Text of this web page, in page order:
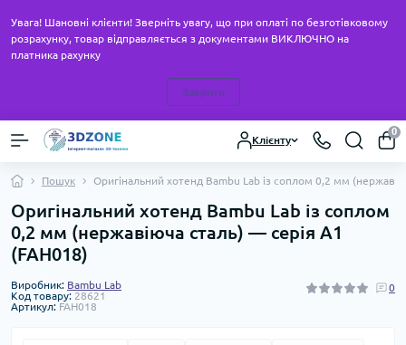
Увага! Шановні клієнти! Зверніть увагу, що при оплаті по безготівковому
розрахунку, товар відправляється з документами ВИКЛЮЧНО на
платника рахунку
Закрити
Клієнту
0
Пошук Оригінальний хотенд Bambu Lab із соплом 0,2 мм
Оригінальний хотенд Bambu Lab із соплом
0,2 мм (нержавіюча сталь) — серія A1
(FAH018)
Виробник: Bambu Lab
Код товару: 28621
Артикул: FAH018
0